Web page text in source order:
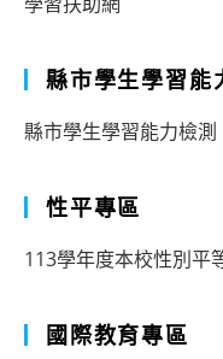
縣市學生學習能
縣市學生學習能力檢測
性平專區
113學年度本校性別平
國際教育專區